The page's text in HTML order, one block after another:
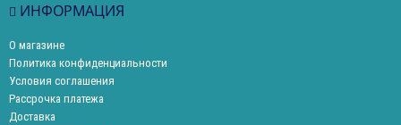
ИНФОРМАЦИЯ
О магазине
Политика конфиденциальности
Условия соглашения
Рассрочка платежа
Доставка